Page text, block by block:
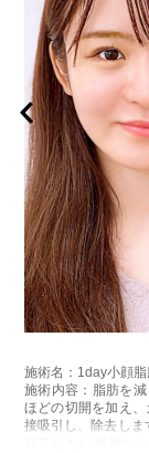
施術名：1day小顔脂
施術内容：脂肪を
ほどの切開を加え
接吸引し、除去し
目立たない部分か